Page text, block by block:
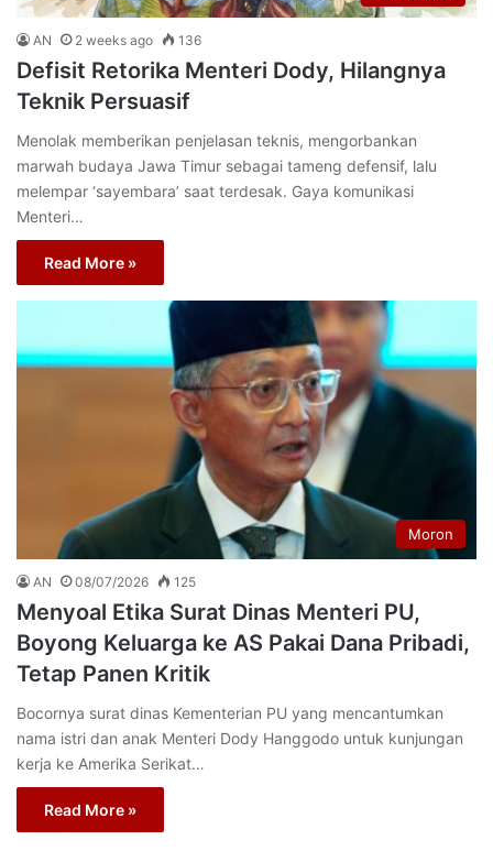
AN 2 weeks ago 136
Defisit Retorika Menteri Dody, Hilangnya
Teknik Persuasif
Menolak memberikan penjelasan teknis, mengorbankan
marwah budaya Jawa Timur sebagai tameng defensif, lalu
melempar ‘sayembara’ saat terdesak. Gaya komunikasi
Menteri…
Read More »
Moron
AN 08/07/2026 125
Menyoal Etika Surat Dinas Menteri PU,
Boyong Keluarga ke AS Pakai Dana Pribadi,
Tetap Panen Kritik
Bocornya surat dinas Kementerian PU yang mencantumkan
nama istri dan anak Menteri Dody Hanggodo untuk kunjungan
kerja ke Amerika Serikat…
Read More »